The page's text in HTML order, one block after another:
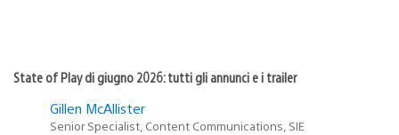
State of Play di giugno 2026: tutti gli annunci e i trailer
Gillen McAllister
Senior Specialist, Content Communications, SIE